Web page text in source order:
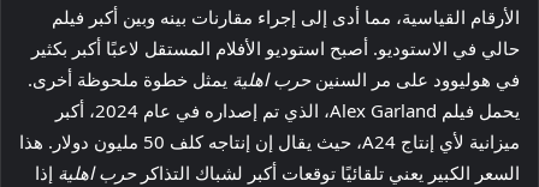
الأرقام القياسية، مما أدى إلى إجراء مقارنات بينه وبين أكبر فيلم
حالي في الاستوديو. أصبح استوديو الأفلام المستقل لاعبًا أكبر بكثير
في هوليوود على مر السنينحرب اهلية يمثل خطوة ملحوظة أخرى.
يحمل فيلم Alex Garland، الذي تم إصداره في عام 2024، أكبر
ميزانية لأي إنتاج A24، حيث يقال إن إنتاجه كلف 50 مليون دولار. هذا
السعر الكبير يعني تلقائيًا توقعات أكبر لشباك التذاكرحرب اهلية إذا